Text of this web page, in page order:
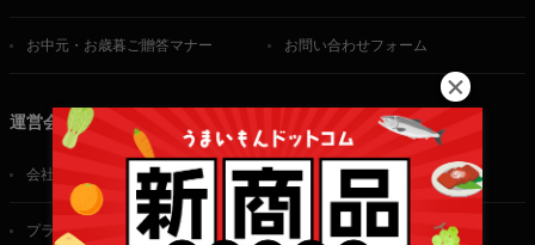
お中元・お歳暮ご贈答マナー お問い合わせフォーム
運営会社
会社概要 ご利用規約
プライバシーポリシー 特定商取引法に基づく表記